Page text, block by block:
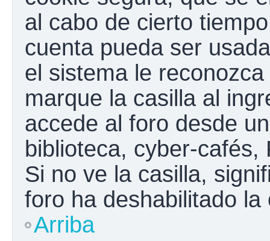
al cabo de cierto
cuenta pueda ser
el sistema le
marque la casilla al
accede al foro desde
biblioteca, cyber-
Si no ve la casilla,
foro ha deshabilitado la
Arriba